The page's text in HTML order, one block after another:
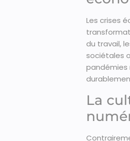
Les crises
du travail,
sociétales
La